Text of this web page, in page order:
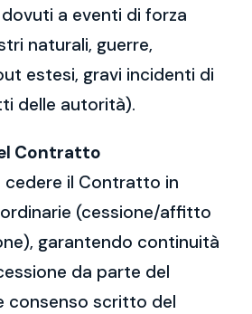
a eventi di forza
naturali, guerre,
estesi, gravi incidenti di
delle autorità).
Contratto
cedere il Contratto in
(cessione/affitto
garantendo continuità
da parte del
consenso scritto del